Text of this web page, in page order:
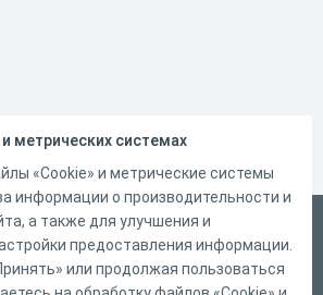
метрических системах
«Cookie» и метрические системы
информации о производительности и
а также для улучшения и
предоставления информации.
или продолжая пользоваться